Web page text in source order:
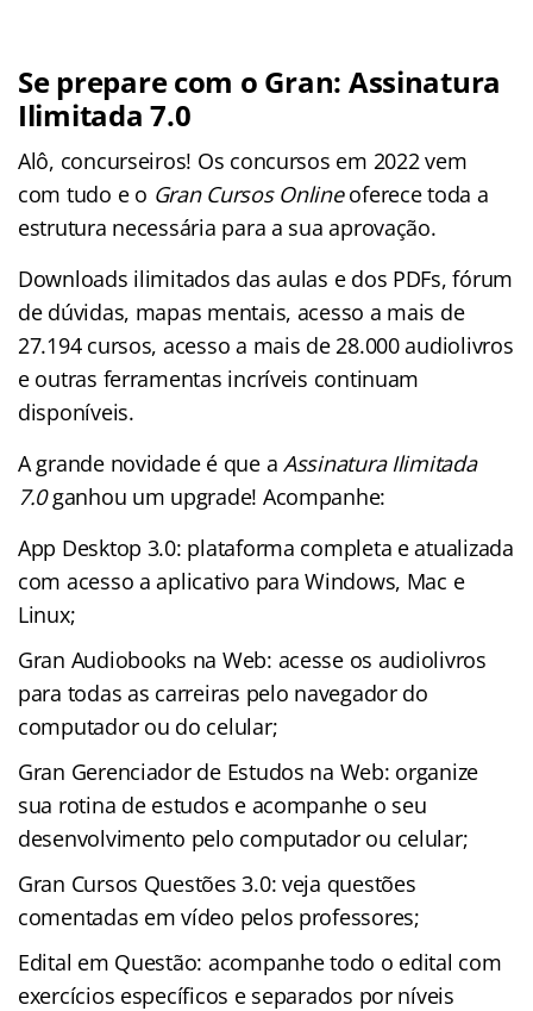
Se prepare com o Gran: Assinatura
Ilimitada 7.0
Alô, concurseiros! Os concursos em 2022 vem
com tudo e o Gran Cursos Onlineoferece toda a
estrutura necessária para a sua aprovação.
Downloads ilimitados das aulas e dos PDFs, fórum
de dúvidas, mapas mentais, acesso a mais de
27.194 cursos, acesso a mais de 28.000 audiolivros
e outras ferramentas incríveis continuam
disponíveis.
A grande novidade é que a Assinatura Ilimitada
7.0ganhou um upgrade! Acompanhe:
App Desktop 3.0: plataforma completa e atualizada
com acesso a aplicativo para Windows, Mac e
Linux;
Gran Audiobooks na Web: acesse os audiolivros
para todas as carreiras pelo navegador do
computador ou do celular;
Gran Gerenciador de Estudos na Web: organize
sua rotina de estudos e acompanhe o seu
desenvolvimento pelo computador ou celular;
Gran Cursos Questões 3.0: veja questões
comentadas em vídeo pelos professores;
Edital em Questão: acompanhe todo o edital com
exercícios específicos e separados por níveis